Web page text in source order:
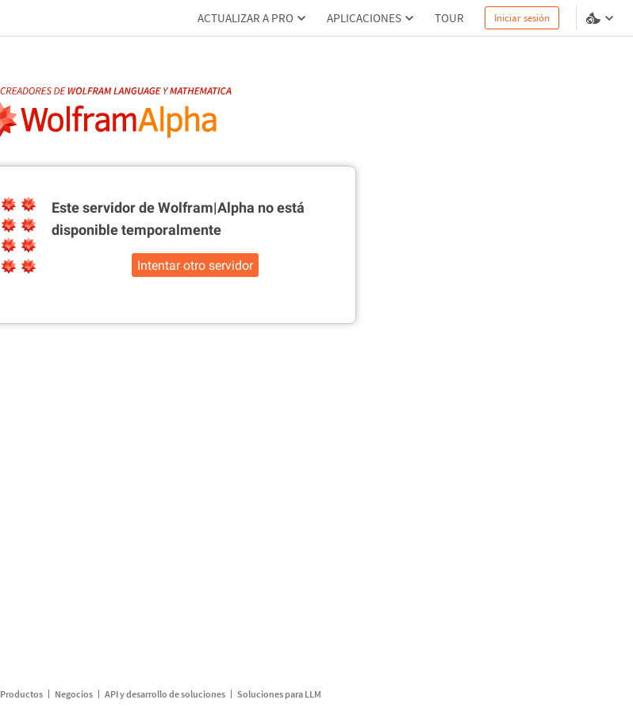
ACTUALIZAR A PRO APLICACIONES TOUR Iniciar sesión
Este servidor de Wolfram|Alpha no está
disponible temporalmente
Intentar otro servidor
Productos Negocios API y desarrollo de soluciones Soluciones para LLM